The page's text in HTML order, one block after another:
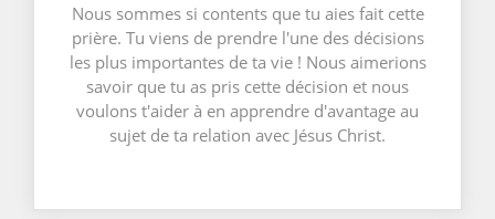
Nous sommes si contents que tu aies fait cette
prière. Tu viens de prendre l'une des décisions
les plus importantes de ta vie ! Nous aimerions
savoir que tu as pris cette décision et nous
voulons t'aider à en apprendre d'avantage au
sujet de ta relation avec Jésus Christ.